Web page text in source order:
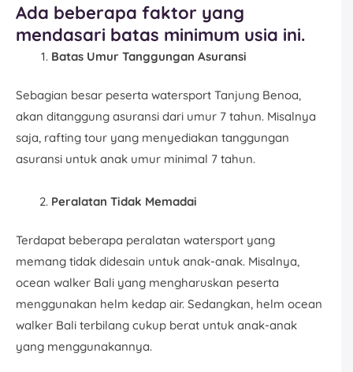
Ada beberapa faktor yang
mendasari batas minimum usia ini.
Batas Umur Tanggungan Asuransi
Sebagian besar peserta watersport Tanjung Benoa,
akan ditanggung asuransi dari umur 7 tahun. Misalnya
saja, rafting tour yang menyediakan tanggungan
asuransi untuk anak umur minimal 7 tahun.
Peralatan Tidak Memadai
Terdapat beberapa peralatan watersport yang
memang tidak didesain untuk anak-anak. Misalnya,
ocean walker Bali yang mengharuskan peserta
menggunakan helm kedap air. Sedangkan, helm ocean
walker Bali terbilang cukup berat untuk anak-anak
yang menggunakannya.